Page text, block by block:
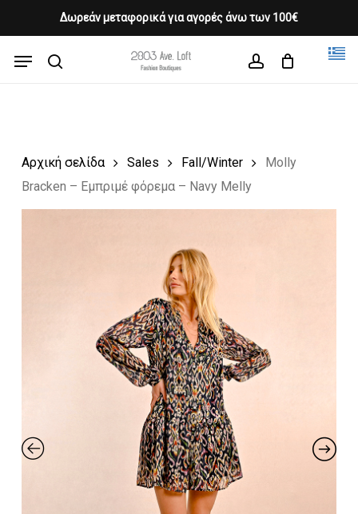
Δωρεάν μεταφορικά για αγορές άνω των 100€
content
Menu
Cart CLOSE
CART
Αρχική σελίδα Sales Fall/Winter
Molly
Bracken – Εμπριμέ φόρεμα – Navy Melly
Close